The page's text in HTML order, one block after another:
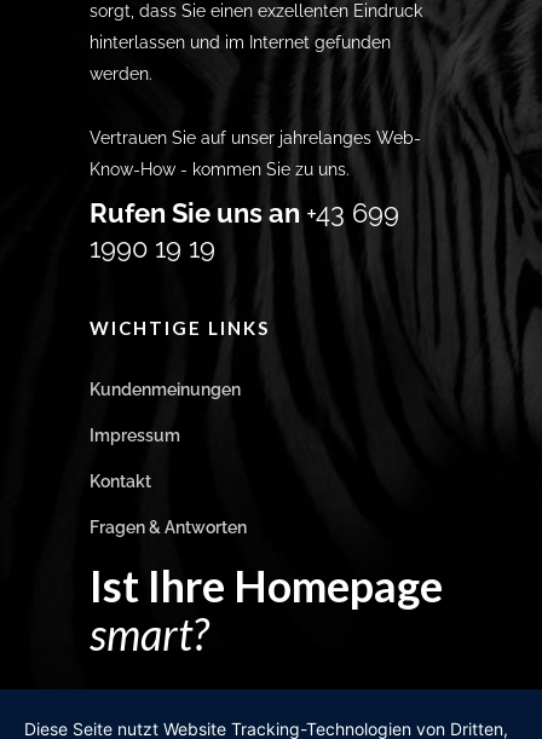
sorgt, dass Sie einen exzellenten Eindruck
hinterlassen und im Internet gefunden
werden.
Vertrauen Sie auf unser jahrelanges Web-
Know-How - kommen Sie zu uns.
Rufen Sie uns an +43 699
1990 19 19
WICHTIGE LINKS
Kundenmeinungen
Impressum
Kontakt
Fragen & Antworten
Ist Ihre Homepage
smart?
Diese Seite nutzt Website Tracking-Technologien von Dritten,